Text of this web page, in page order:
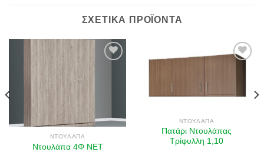
ΣΧΕΤΙΚΆ ΠΡΟΪΌΝΤΑ
ΝΤΟΥΛΆΠΑ
Ντουλάπα 4Φ ΝΕΤ
στην λίστα
ΝΤΟΥΛΆΠΑ
Πατάρι Ντουλάπας
Τρίφυλλη 1,10